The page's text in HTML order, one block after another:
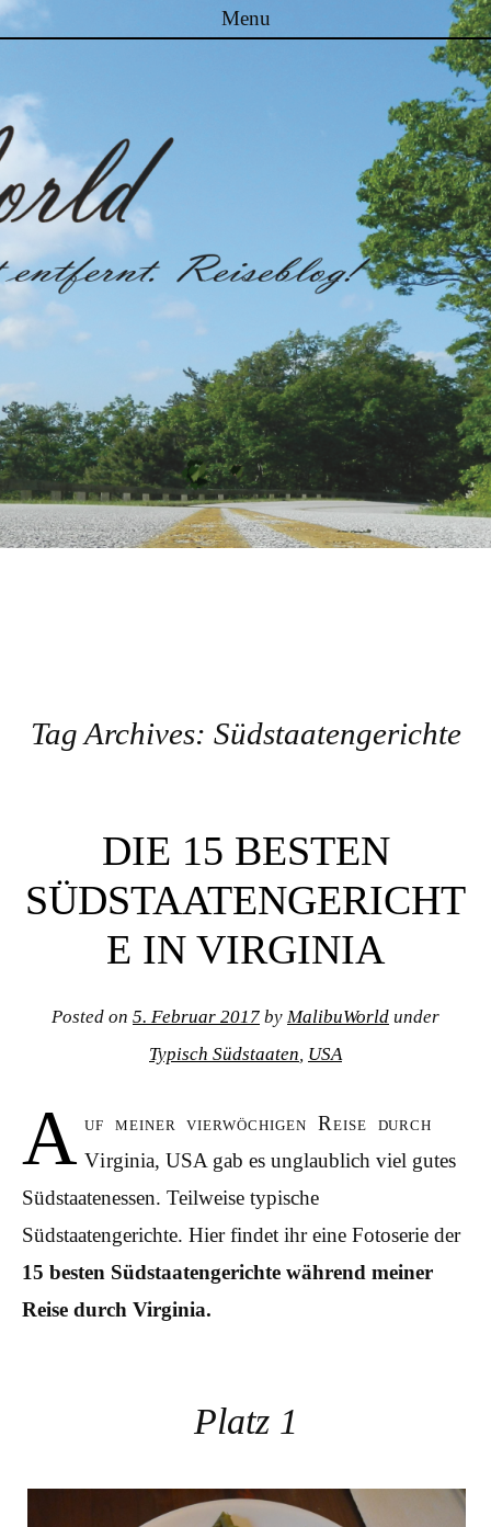
Menu
Malibuworld
Tag Archives: Südstaatengerichte
DIE 15 BESTEN
SÜDSTAATENGERICHT
E IN VIRGINIA
Posted on 5. Februar 2017 by MalibuWorld under
Typisch Südstaaten, USA
A uf meiner vierwöchigen Reise durch
Virginia, USA gab es unglaublich viel gutes
Südstaatenessen. Teilweise typische
Südstaatengerichte. Hier findet ihr eine Fotoserie der
15 besten Südstaatengerichte während meiner
Reise durch Virginia.
Platz 1